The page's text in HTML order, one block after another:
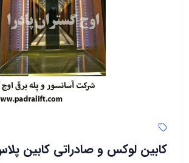
کابین لوکس و صادراتی کابین